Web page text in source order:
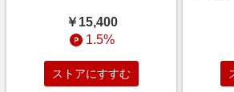
￥15,400
1.5%
ストアにすすむ